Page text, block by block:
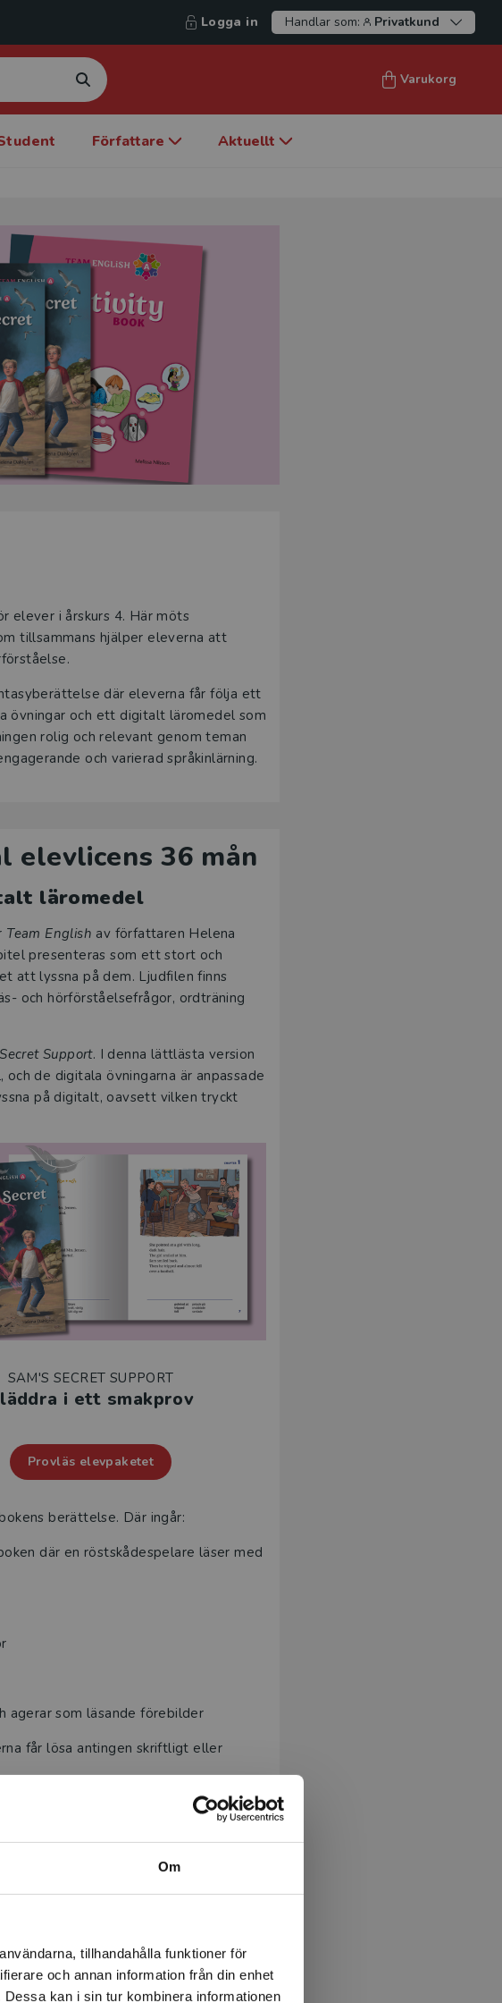
Om
tillhandahålla funktioner för
och annan information från din enhet
kan i sin tur kombinera informationen
via en
utanför
Logga in Handlar som: Privatkund
Varukorg
Författare Aktuellt
elever i årskurs 4. Här möts
tillsammans hjälper eleverna att
där eleverna får följa ett
övningar och ett digitalt läromedel som
rolig och relevant genom teman
och varierad språkinlärning.
elevlicens 36 mån
läromedel
Team English av författaren Helena
presenteras som ett stort och
att lyssna på dem. Ljudfilen finns
och hörförståelsefrågor, ordträning
Support. I denna lättlästa version
de digitala övningarna är anpassade
på digitalt, oavsett vilken tryckt
SAM'S SECRET SUPPORT
i ett smakprov
Provläs elevpaketet
berättelse. Där ingår:
där en röstskådespelare läser med
agerar som läsande förebilder
får lösa antingen skriftligt eller